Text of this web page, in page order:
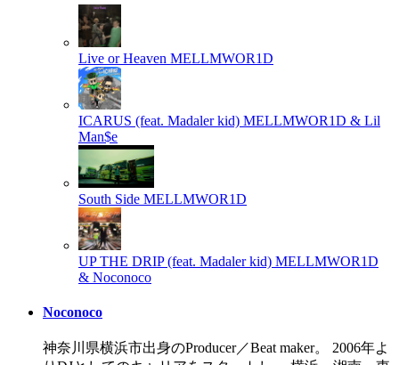
Live or Heaven MELLMWOR1D
ICARUS (feat. Madaler kid) MELLMWOR1D & Lil
Man$e
South Side MELLMWOR1D
UP THE DRIP (feat. Madaler kid) MELLMWOR1D
& Noconoco
Noconoco
神奈川県横浜市出身のProducer／Beat maker。 2006年よ